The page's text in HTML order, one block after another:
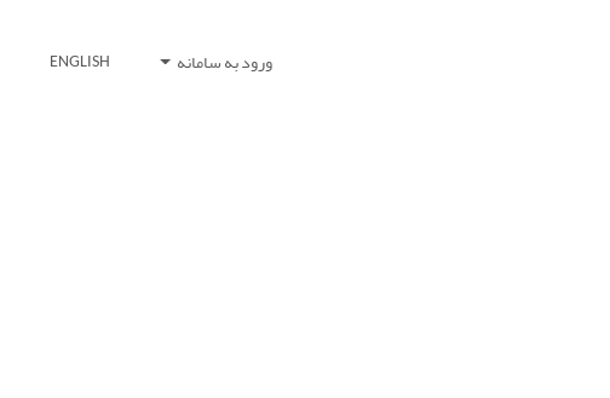
ورود به سامانه ENGLISH